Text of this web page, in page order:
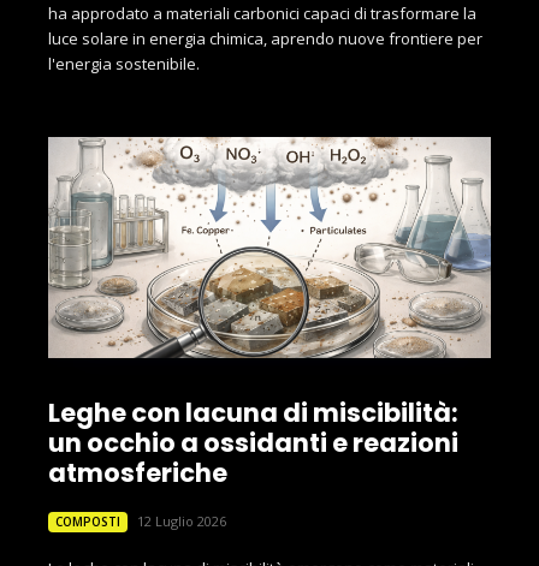
ha approdato a materiali carbonici capaci di trasformare la
luce solare in energia chimica, aprendo nuove frontiere per
l'energia sostenibile.
Leghe con lacuna di miscibilità:
un occhio a ossidanti e reazioni
atmosferiche
COMPOSTI 12 Luglio 2026